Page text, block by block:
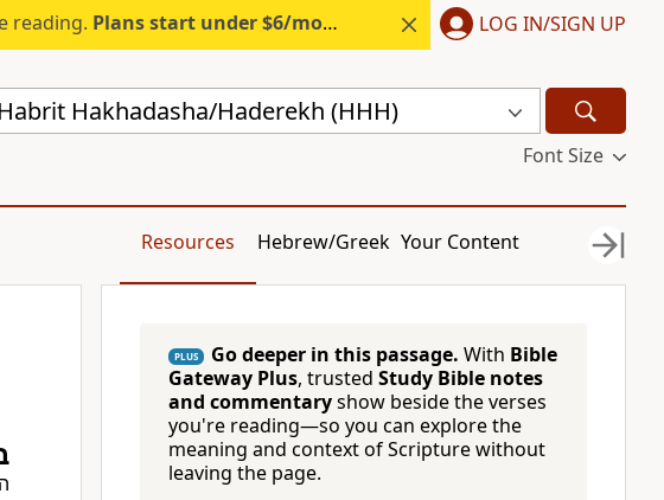
reading. Plans start under $6/month. Start free. LOG IN/SIGN UP
Habrit Hakhadasha/Haderekh (HHH)
Font Size
Resources Hebrew/Greek Your Content
PLUS Go deeper in this passage. With Bible
Gateway Plus, trusted Study Bible notes
and commentaryshow beside the verses
you're reading—so you can explore the
meaning and context of Scripture without
leaving the page.